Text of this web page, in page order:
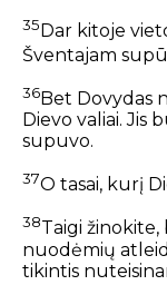
35 Dar kitoje
Šventajam
36Bet Dovydas
Dievo valiai. Jis
supuvo.
37O tasai, kurį
38Taigi žinokite,
nuodėmių
tikintis